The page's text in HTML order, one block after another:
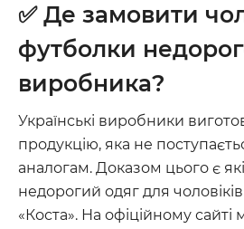
✅ Де замовити
футболки
виробника?
Українські виробники
продукцію, яка не
аналогам. Доказом цього є
недорогий одяг для
«Коста». На офіційному